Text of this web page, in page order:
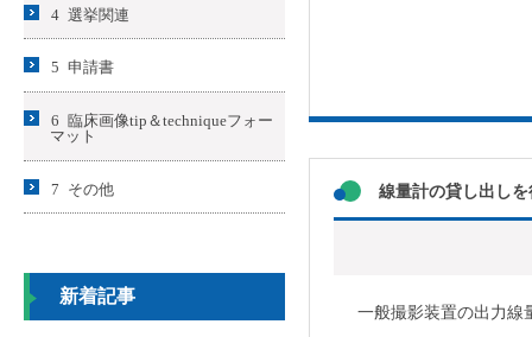
線量計の貸し出し
一般撮影装置の出力線
4 選挙関連
5 申請書
6 臨床画像tip＆techniqueフォー
マット
7 その他
新着記事